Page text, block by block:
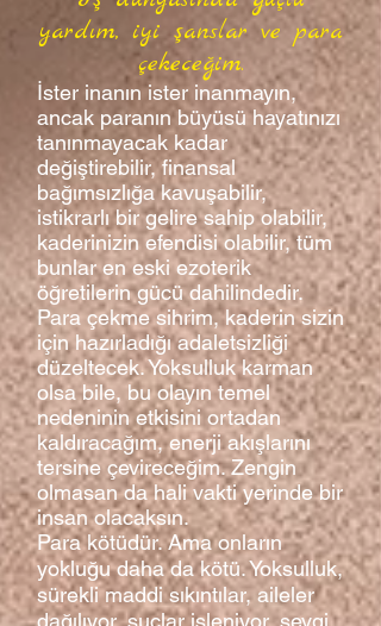
yardım, iyi şanslar ve para
çekeceğim.
İster inanın ister inanmayın,
ancak paranın büyüsü hayatınızı
tanınmayacak kadar
değiştirebilir, finansal
bağımsızlığa kavuşabilir,
istikrarlı bir gelire sahip olabilir,
kaderinizin efendisi olabilir, tüm
bunlar en eski ezoterik
öğretilerin gücü dahilindedir.
Para çekme sihrim, kaderin sizin
için hazırladığı adaletsizliği
düzeltecek. Yoksulluk karman
olsa bile, bu olayın temel
nedeninin etkisini ortadan
kaldıracağım, enerji akışlarını
tersine çevireceğim. Zengin
olmasan da hali vakti yerinde bir
insan olacaksın.
Para kötüdür. Ama onların
yokluğu daha da kötü. Yoksulluk,
sürekli maddi sıkıntılar, aileler
dağılıyor, suçlar işleniyor, sevgi